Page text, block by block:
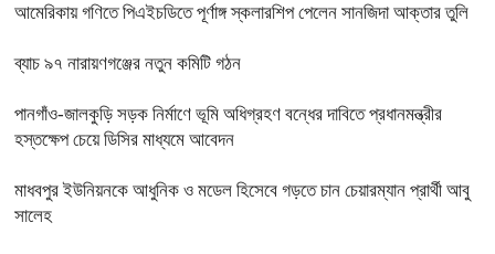
আমেরিকায় গণিতে পিএইচডিতে পূর্ণাঙ্গ স্কলারশিপ পেলেন সানজিদা আক্তার তুলি
ব্যাচ ৯৭ নারায়ণগঞ্জের নতুন কমিটি গঠন
পানগাঁও-জালকুড়ি সড়ক নির্মাণে ভূমি অধিগ্রহণ বন্ধের দাবিতে প্রধানমন্ত্রীর
হস্তক্ষেপ চেয়ে ডিসির মাধ্যমে আবেদন
মাধবপুর ইউনিয়নকে আধুনিক ও মডেল হিসেবে গড়তে চান চেয়ারম্যান প্রার্থী আবু
সালেহ